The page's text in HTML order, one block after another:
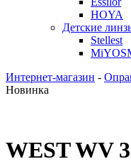
HOYA
Детские
Stellest
Интернет-магазин -
Новинка
WEST WV